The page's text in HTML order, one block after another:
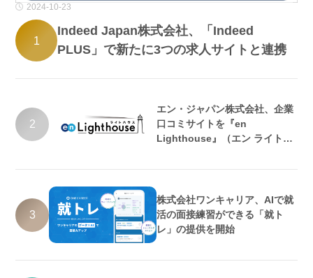
2024-10-23
1
Indeed Japan株式会社、「Indeed
PLUS」で新たに3つの求人サイトと連携
2
エン・ジャパン株式会社、企業
口コミサイトを『en
Lighthouse』（エン ライトハ
3
株式会社ワンキャリア、AIで就
活の面接練習ができる「就ト
レ」の提供を開始